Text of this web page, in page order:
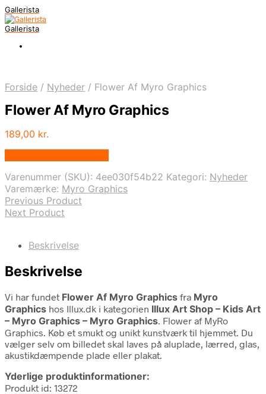
Gallerista
Gallerista
Forside / Nyheder / Flower Af Myro Graphics
Flower Af Myro Graphics
189,00 kr.
Varenummer (SKU): 4ee030f54b22 Kategori: Nyheder
Varemærke: Myro Graphics
Previous Product
Next Product
Beskrivelse
Beskrivelse
Vi har fundet Flower Af Myro Graphics fra Myro
Graphics hos Illux.dk i kategorien Illux Art Shop – Kids Art
– Myro Graphics – Myro Graphics. Flower af MyRo
Graphics. Køb et smukt og unikt kunstværk til hjemmet. Du
vælger selv om billedet skal laves på aluplade, lærred, glas,
akustikdæmpende plade eller plakat.
Yderlige produktinformationer:
Produkt id: 13272